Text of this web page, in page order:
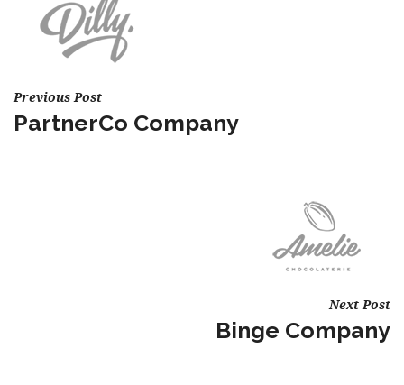
Previous Post
PartnerCo Company
Next Post
Binge Company